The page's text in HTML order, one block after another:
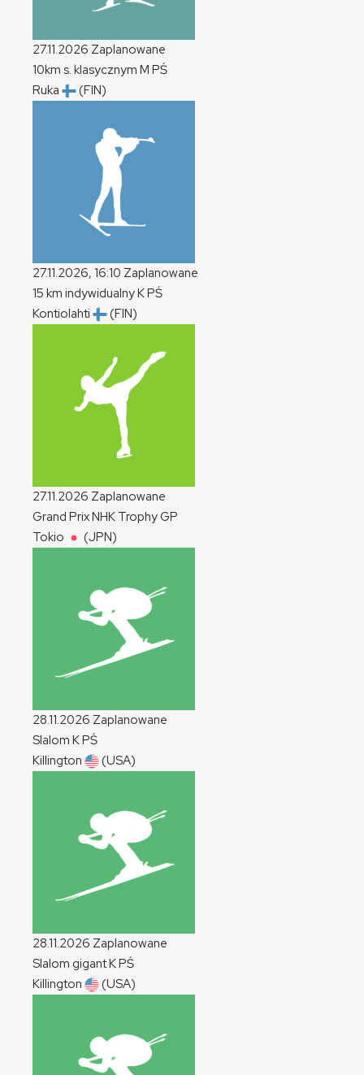
27.11.2026 Zaplanowane
10km s. klasycznym M PŚ
Ruka
(FIN)
27.11.2026, 16:10 Zaplanowane
15 km indywidualnyKPŚ
Kontiolahti
(FIN)
27.11.2026 Zaplanowane
Grand Prix NHK TrophyGP
Tokio
(JPN)
28.11.2026 Zaplanowane
Slalom KPŚ
Killington
(USA)
28.11.2026 Zaplanowane
Slalom gigantKPŚ
Killington
(USA)